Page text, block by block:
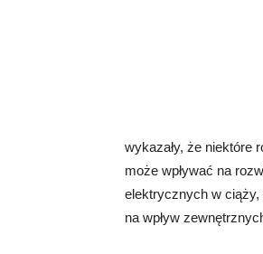
wykazały, że niektóre
może wpływać na
elektrycznych w
na wpływ